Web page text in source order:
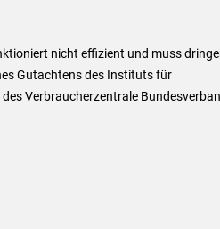
nicht effizient und muss
Gutachtens des Instituts für
Verbraucherzentrale